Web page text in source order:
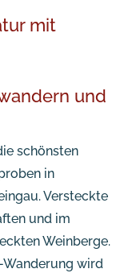
mit
und
schönsten
in
Versteckte
und im
Weinberge.
wird